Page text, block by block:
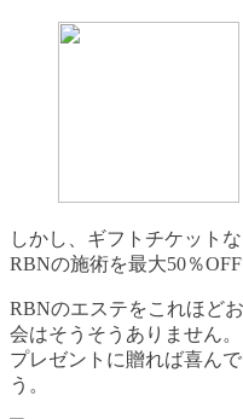
しかし、ギフトチケット
RBNの施術を最大50％
RBNのエステをこれほど
会はそうそうありません。
プレゼントに贈れば喜ん
う。